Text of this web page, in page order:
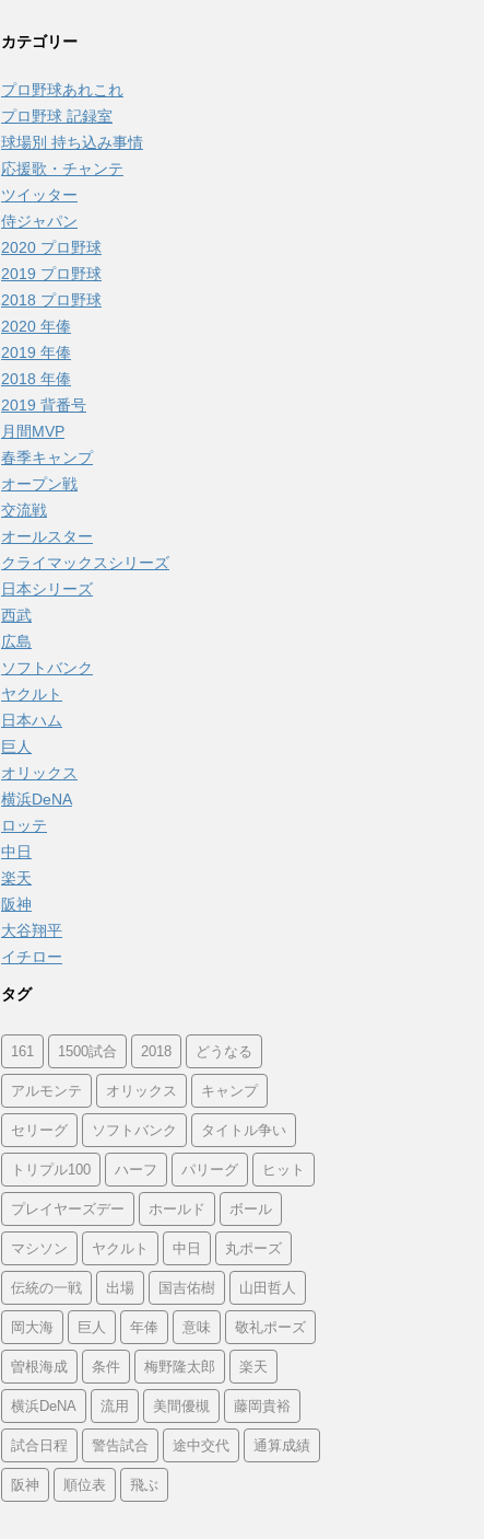
カテゴリー
プロ野球あれこれ
プロ野球 記録室
球場別 持ち込み事情
応援歌・チャンテ
ツイッター
侍ジャパン
2020 プロ野球
2019 プロ野球
2018 プロ野球
2020 年俸
2019 年俸
2018 年俸
2019 背番号
月間MVP
春季キャンプ
オープン戦
交流戦
オールスター
クライマックスシリーズ
日本シリーズ
西武
広島
ソフトバンク
ヤクルト
日本ハム
巨人
オリックス
横浜DeNA
ロッテ
中日
楽天
阪神
大谷翔平
イチロー
タグ
161 1500試合 2018 どうなる
アルモンテ オリックス キャンプ
セリーグ ソフトバンク タイトル争い
トリプル100 ハーフ パリーグ ヒット
プレイヤーズデー ホールド ボール
マシソン ヤクルト 中日 丸ポーズ
伝統の一戦 出場 国吉佑樹 山田哲人
岡大海 巨人 年俸 意味 敬礼ポーズ
曽根海成 条件 梅野隆太郎 楽天
横浜DeNA 流用 美間優槻 藤岡貴裕
試合日程 警告試合 途中交代 通算成績
阪神 順位表 飛ぶ